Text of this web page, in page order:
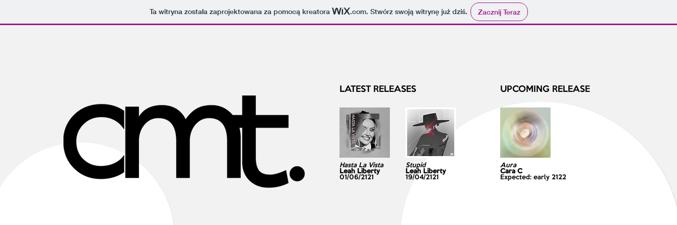
Ta witryna została zaprojektowana za pomocą kreatora .com. Stwórz swoją witrynę już dziś. Zacznij Teraz
LATEST RELEASES UPCOMING RELEASE
Hasta La Vista
Leah Liberty
01/06/2121
Stupid
Leah Liberty
19/04/2121
Aura
Cara C
Expected: early 2122